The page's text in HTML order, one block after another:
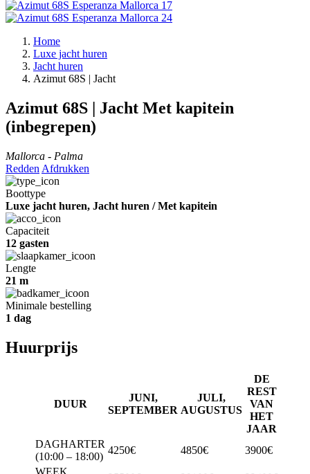
Home
Luxe jacht huren
Jacht huren
Azimut 68S | Jacht
Azimut 68S | Jacht Met kapitein
(inbegrepen)
Mallorca - Palma
Redden Afdrukken
Boottype
Luxe jacht huren, Jacht huren / Met kapitein
Capaciteit
12 gasten
Lengte
21 m
Minimale bestelling
1 dag
Huurprijs
DUUR
JUNI,
SEPTEMBER
JULI,
AUGUSTUS
DE
REST
VAN
HET
JAAR
DAGHARTER
(10:00 – 18:00)
4250€ 4850€
3900€
WEEK